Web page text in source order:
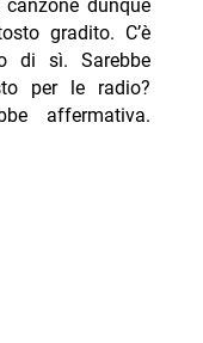
dunque
gradito. C’è
di sì. Sarebbe
per le radio?
affermativa.